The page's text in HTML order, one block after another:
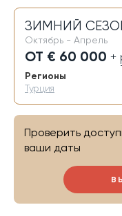
ЗИМНИЙ
Октябрь - Апрель
ОТ € 60 000 +
Регионы
Турция
Проверить
ваши даты